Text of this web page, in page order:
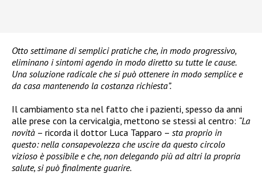
Otto settimane di semplici pratiche che, in modo progressivo,
eliminano i sintomi agendo in modo diretto su tutte le cause.
Una soluzione radicale che si può ottenere in modo semplice e
da casa mantenendo la costanza richiesta”.
Il cambiamento sta nel fatto che i pazienti, spesso da anni
alle prese con la cervicalgia, mettono se stessi al centro: “La
novità – ricorda il dottor Luca Tapparo – sta proprio in
questo: nella consapevolezza che uscire da questo circolo
vizioso è possibile e che, non delegando più ad altri la propria
salute, si può finalmente guarire.